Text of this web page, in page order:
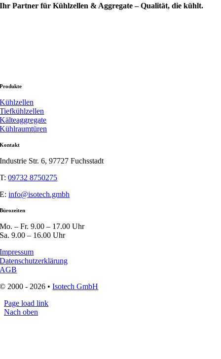
Ihr Partner für Kühlzellen & Aggregate – Qualität, die kühlt.
Produkte
Kühlzellen
Tiefkühlzellen
Kälteaggregate
Kühlraumtüren
Kontakt
Industrie Str. 6, 97727 Fuchsstadt
T:09732 8750275
E:info@isotech.gmbh
Bürozeiten
Mo. – Fr. 9.00 – 17.00 Uhr
Sa. 9.00 – 16.00 Uhr
Impressum
Datenschutzerklärung
AGB
© 2000 - 2026 •Isotech GmbH
Page load link
Nach oben